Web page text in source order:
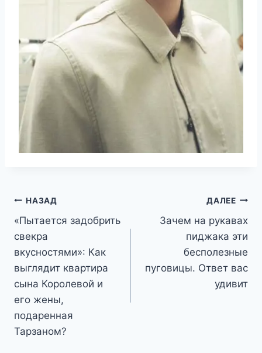
Навигация
по
записям
НАЗАД
«Пытается задобрить
свекра
вкусностями»: Как
выглядит квартира
сына Королевой и
его жены,
подаренная
Тарзаном?
ДАЛЕЕ
Зачем на рукавах
пиджака эти
бесполезные
пуговицы. Ответ вас
удивит